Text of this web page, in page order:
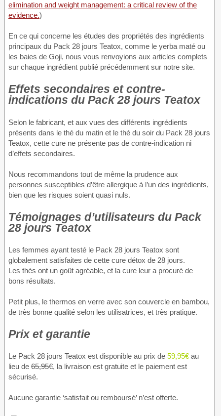
elimination and weight management: a critical review of the
evidence.)
En ce qui concerne les études des propriétés des ingrédients
principaux du Pack 28 jours Teatox, comme le yerba maté ou
les baies de Goji, nous vous renvoyions aux articles complets
sur chaque ingrédient publié précédemment sur notre site.
Effets secondaires et contre-
indications du Pack 28 jours Teatox
Selon le fabricant, et aux vues des différents ingrédients
présents dans le thé du matin et le thé du soir du Pack 28 jours
Teatox, cette cure ne présente pas de contre-indication ni
d’effets secondaires.
Nous recommandons tout de même la prudence aux
personnes susceptibles d’être allergique à l’un des ingrédients,
bien que les risques soient quasi nuls.
Témoignages d’utilisateurs du Pack
28 jours Teatox
Les femmes ayant testé le Pack 28 jours Teatox sont
globalement satisfaites de cette cure détox de 28 jours.
Les thés ont un goût agréable, et la cure leur a procuré de
bons résultats.
Petit plus, le thermos en verre avec son couvercle en bambou,
de très bonne qualité selon les utilisatrices, et très pratique.
Prix et garantie
Le Pack 28 jours Teatox est disponible au prix de 59,95€ au
lieu de 65,95€, la livraison est gratuite et le paiement est
sécurisé.
Aucune garantie ‘satisfait ou remboursé’ n’est offerte.